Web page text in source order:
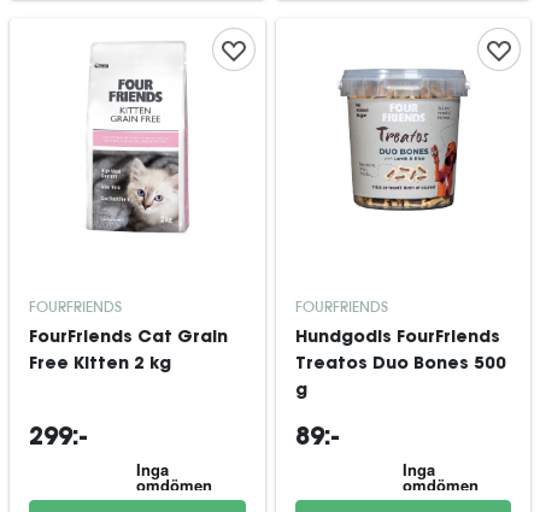
FOURFRIENDS
FourFriends Cat Grain
Free Kitten 2 kg
299:-
FOURFRIENDS
Hundgodis FourFriends
Treatos Duo Bones 500
g
89:-